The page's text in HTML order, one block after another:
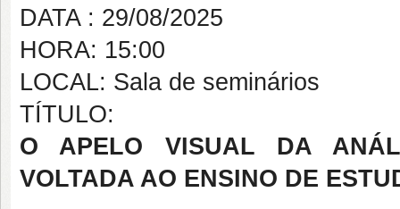
DATA : 29/08/2025
HORA: 15:00
LOCAL: Sala de seminários
TÍTULO:
O APELO VISUAL DA
VOLTADA AO ENSINO DE